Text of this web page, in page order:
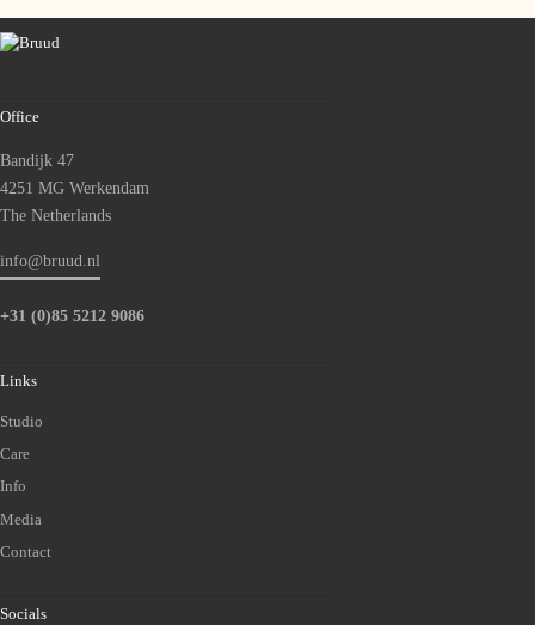
Office
Bandijk 47
4251 MG Werkendam
The Netherlands
info@bruud.nl
+31 (0)85 5212 9086
Links
Studio
Care
Info
Media
Contact
Socials